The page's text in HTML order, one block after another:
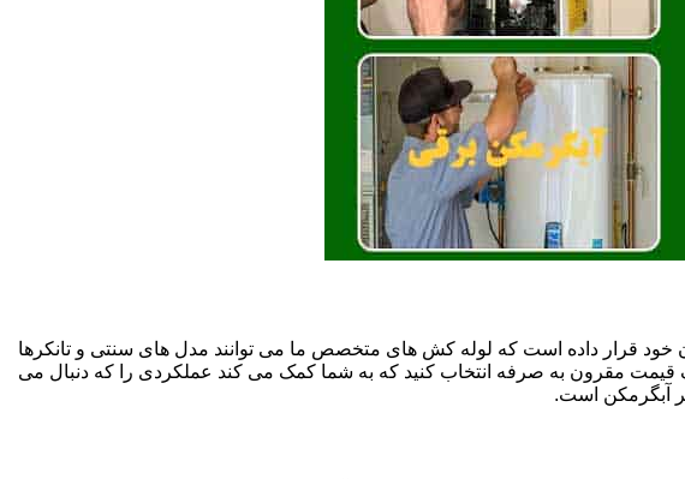
خود قرار داده است که لوله کش های متخصص ما می توانند مدل های سنتی و تانکرها
یک قیمت مقرون به صرفه انتخاب کنید که به شما کمک می کند عملکردی را که دنبال می
آبگرمکن است.